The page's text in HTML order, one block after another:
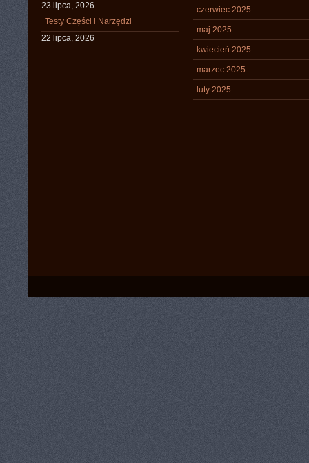
23 lipca, 2026
Testy Części i Narzędzi
22 lipca, 2026
czerwiec 2025
maj 2025
kwiecień 2025
marzec 2025
luty 2025